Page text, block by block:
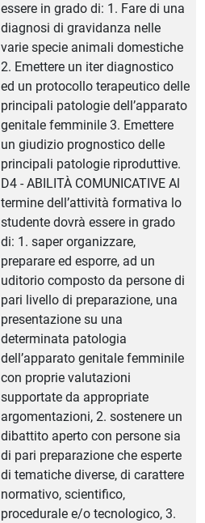
essere in grado di: 1. Fare di una
diagnosi di gravidanza nelle
varie specie animali domestiche
2. Emettere un iter diagnostico
ed un protocollo terapeutico delle
principali patologie dell’apparato
genitale femminile 3. Emettere
un giudizio prognostico delle
principali patologie riproduttive.
D4 - ABILITÀ COMUNICATIVE Al
termine dell’attività formativa lo
studente dovrà essere in grado
di: 1. saper organizzare,
preparare ed esporre, ad un
uditorio composto da persone di
pari livello di preparazione, una
presentazione su una
determinata patologia
dell’apparato genitale femminile
con proprie valutazioni
supportate da appropriate
argomentazioni, 2. sostenere un
dibattito aperto con persone sia
di pari preparazione che esperte
di tematiche diverse, di carattere
normativo, scientifico,
procedurale e/o tecnologico, 3.